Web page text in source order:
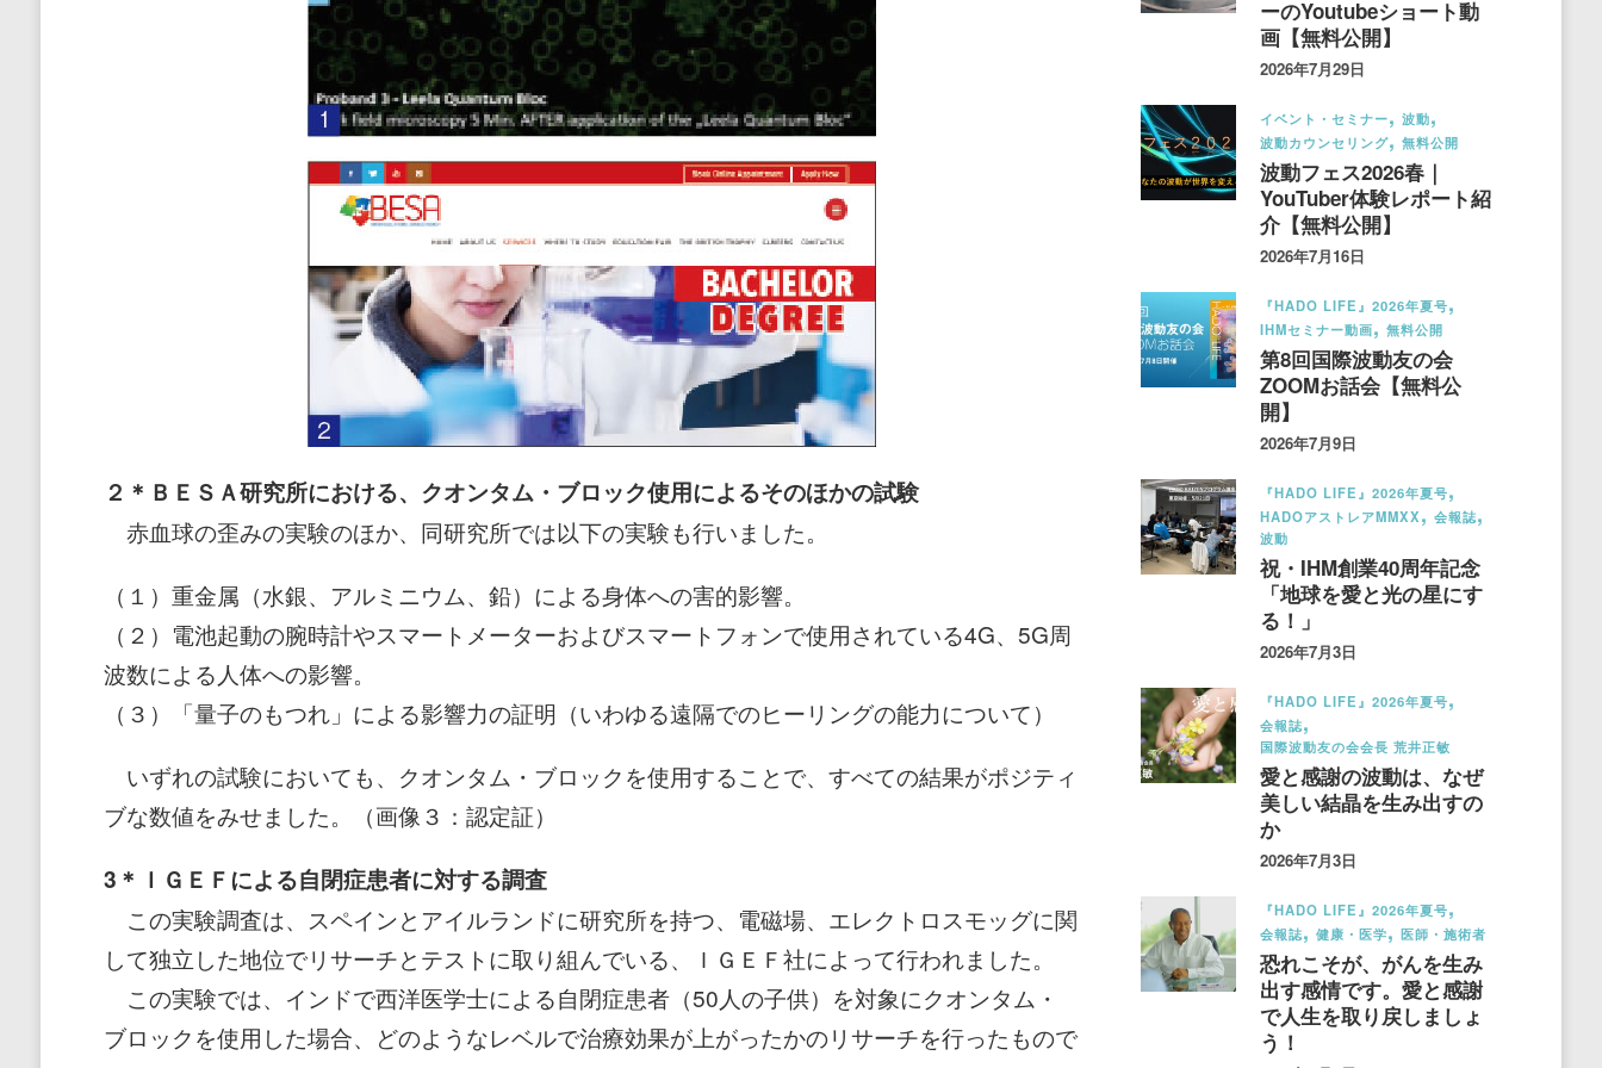
２＊ＢＥＳＡ研究所における、クオンタム・ブロック使用によるそのほかの試験
赤血球の歪みの実験のほか、同研究所では以下の実験も行いました。
（１）重金属（水銀、アルミニウム、鉛）による身体への害的影響。
（２）電池起動の腕時計やスマートメーターおよびスマートフォンで使用されている4G、5G周
波数による人体への影響。
（３）「量子のもつれ」による影響力の証明（いわゆる遠隔でのヒーリングの能力について）
いずれの試験においても、クオンタム・ブロックを使用することで、すべての結果がポジティ
ブな数値をみせました。（画像３：認定証）
3＊ＩＧＥＦによる自閉症患者に対する調査
この実験調査は、スペインとアイルランドに研究所を持つ、電磁場、エレクトロスモッグに関
して独立した地位でリサーチとテストに取り組んでいる、ＩＧＥＦ社によって行われました。
この実験では、インドで西洋医学士による自閉症患者（50人の子供）を対象にクオンタム・
ブロックを使用した場合、どのようなレベルで治療効果が上がったかのリサーチを行ったもので
ーのYoutubeショート動
画【無料公開】
2026年7月29日
イベント・セミナー
波動
波動カウンセリング
無料公開
波動フェス2026春｜
YouTuber体験レポート紹
介【無料公開】
2026年7月16日
『HADO LIFE』2026年夏号
IHMセミナー動画
無料公開
第8回国際波動友の会
ZOOMお話会【無料公
開】
2026年7月9日
『HADO LIFE』2026年夏号
HADOアストレアMMXX
会報誌
波動
祝・IHM創業40周年記念
「地球を愛と光の星にす
る！」
2026年7月3日
『HADO LIFE』2026年夏号
会報誌
国際波動友の会会長 荒井正敏
愛と感謝の波動は、なぜ
美しい結晶を生み出すの
か
2026年7月3日
『HADO LIFE』2026年夏号
会報誌
健康・医学 医師・施術者
恐れこそが、がんを生み
出す感情です。愛と感謝
で人生を取り戻しましょ
う！